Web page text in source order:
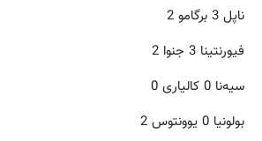
ناپل 3 برگامو 2
فیورنتینا 3 جنوا 2
سیه‌نا 0 کالیاری 0
بولونیا 0 یوونتوس 2